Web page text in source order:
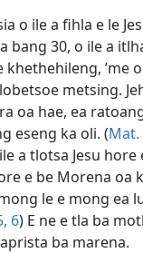
o ile a fihla e le
bang 30, o ile a
khethehileng, ’me
metsing.
oa hae, ea
eseng ka oli. (Mat.
a tlotsa Jesu hore
e be Morena oa
le e mong ea
6) E ne e tla ba
ba marena.